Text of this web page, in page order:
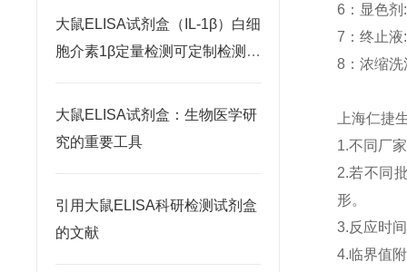
大鼠ELISA试剂盒（IL-1β）白细
胞介素1β定量检测可定制检测范
大鼠ELISA试剂盒：生物医学研
究的重要工具
引用大鼠ELISA科研检测试剂盒
的文献
6：显色剂
7：终止液
8：浓缩
上海仁捷
1.不同厂
2.若不同
形。
3.反应时
4.临界值